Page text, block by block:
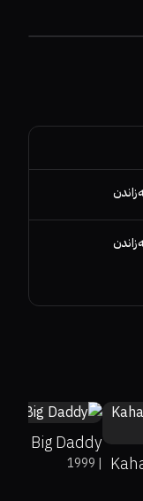
Big Daddy
|
1999